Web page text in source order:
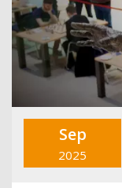
Sep
2025